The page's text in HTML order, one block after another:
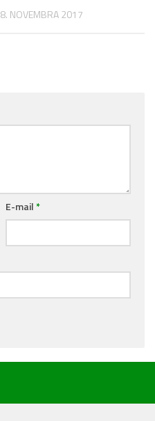
8. NOVEMBRA 2017
E-mail*